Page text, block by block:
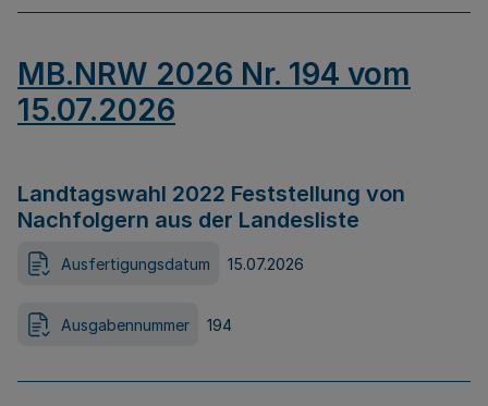
MB.NRW 2026 Nr. 194 vom
15.07.2026
Landtagswahl 2022 Feststellung von
Nachfolgern aus der Landesliste
Ausfertigungsdatum 15.07.2026
Ausgabennummer 194